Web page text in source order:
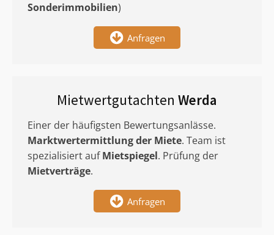
Sonderimmobilien)
Anfragen
Mietwertgutachten Werda
Einer der häufigsten Bewertungsanlässe.
Marktwertermittlungder Miete. Team ist
spezialisiert aufMietspiegel. Prüfung der
Mietverträge.
Anfragen